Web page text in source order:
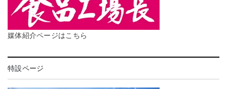
媒体紹介ページはこちら
特設ページ